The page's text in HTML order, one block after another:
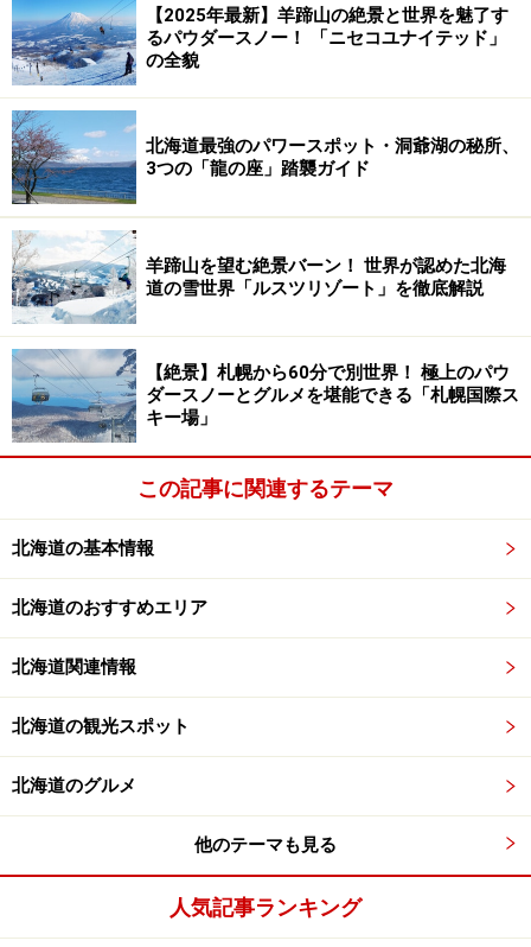
【2025年最新】羊蹄山の絶景と世界を魅了す
るパウダースノー！ 「ニセコユナイテッド」
の全貌
北海道最強のパワースポット・洞爺湖の秘所、
3つの「龍の座」踏襲ガイド
羊蹄山を望む絶景バーン！ 世界が認めた北海
道の雪世界「ルスツリゾート」を徹底解説
【絶景】札幌から60分で別世界！ 極上のパウ
ダースノーとグルメを堪能できる「札幌国際ス
キー場」
この記事に関連するテーマ
北海道の基本情報
北海道のおすすめエリア
北海道関連情報
北海道の観光スポット
北海道のグルメ
他のテーマも見る
人気記事ランキング